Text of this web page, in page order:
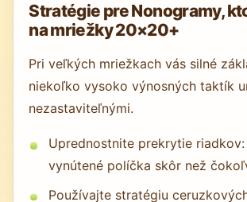
Stratégie pre Nonogramy,
na mriežky 20×20+
Pri veľkých mriežkach vás silné
niekoľko vysoko výnosných taktík
nezastaviteľnými.
Uprednostnite prekrytie
vynútené políčka skôr než
Používajte stratégiu